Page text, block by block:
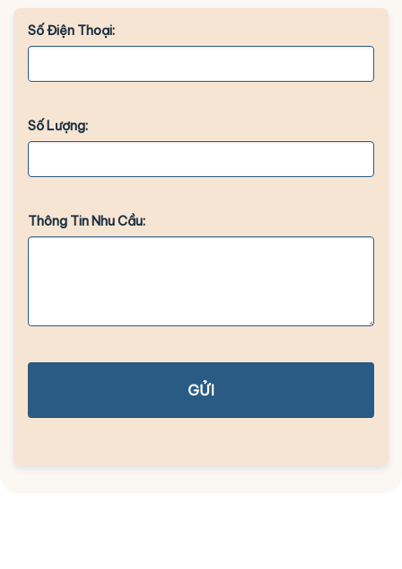
Số Điện Thoại:
Số Lượng:
Thông Tin Nhu Cầu:
GỬI